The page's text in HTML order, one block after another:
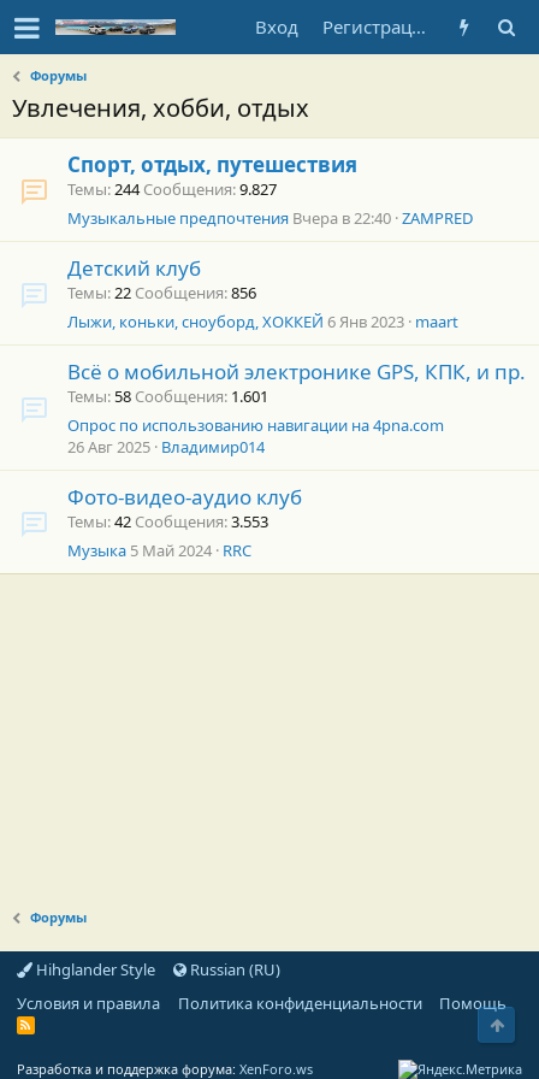
Вход Регистрация
Форумы
Увлечения, хобби, отдых
Спорт, отдых, путешествия
Темы 244 Сообщения 9.827
Музыкальные предпочтения Вчера в 22:40 ZAMPRED
Детский клуб
Темы 22 Сообщения 856
Лыжи, коньки, сноуборд, ХОККЕЙ 6 Янв 2023 maart
Всё о мобильной электронике GPS, КПК, и пр.
Темы 58 Сообщения 1.601
Опрос по использованию навигации на 4pna.com
26 Авг 2025 Владимир014
Фото-видео-аудио клуб
Темы 42 Сообщения 3.553
Музыка 5 Май 2024 RRC
Форумы
Hihglander Style
Russian (RU)
Условия и правила
Политика конфиденциальности Помощь
R
Разработка и поддержка форума: XenForo.ws